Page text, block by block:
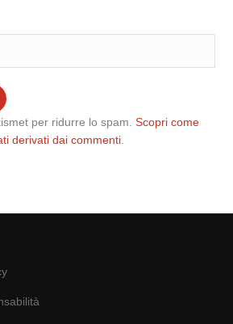
per ridurre lo spam.Scopri come
derivati dai commenti